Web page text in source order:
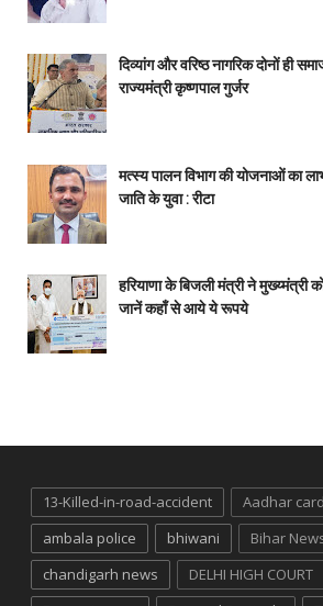
दिव्यांग और वरिष्ठ नागरिक दोनों ही
राज्यमंत्री कृष्णपाल गुर्जर
मत्स्य पालन विभाग की योजनाओं का
जाति के युवा : रीटा
हरियाणा के बिजली मंत्री ने मुख्य्मंत्री
जानें कहाँ से आये ये रूपये
13-Killed-in-road-accident Aadhar card
ambala police
bhiwani
Bihar
chandigarh news
DELHI HIGH COURT